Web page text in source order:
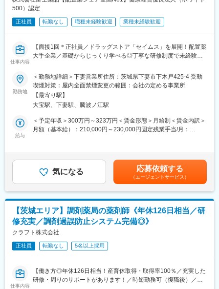
500）認定
正社員 転勤なし 職種未経験歓迎 業種未経験歓迎
仕事内容
【面接1回＊正社員／ドラッグストア「セイムス」を展開！配置薬
大手企業／基礎からじっくり学べる◎丁寧な研修制度で未経験の
■職務内容：
担当エリアのお客様（個人宅や企業）へ訪問し、配置薬（お薬
箱）や健康食品の提案をお任せします。
※既に、取引のあるお客様先を訪問するスタイルです。
＜仕事の流れ＞
へ訪問をします。
・健康相談、新商品・サービスのご提案 など
※一部、新たに配置薬を置いていただくお客様への訪問がありま
す。
└配置薬は無料でおけるので、お客様も抵抗なく置いてくれる製
品です。
■未経験の方も安心！充実した研修制度：
・入社直後～2週間 ： OJT形式で、薬の種類や成分など基礎知識
を身につけます。
勤務地
＜勤務地詳細＞下妻営業所住所：茨城県下妻市下木戸425-4 受動
喫煙対策：屋内全面禁煙変更の範囲：会社の定める事業所
【最寄り駅】
大宝駅、下妻駅、騰波ノ江駅
給与
＜予定年収＞300万円～323万円＜賃金形態＞月給制＜賃金内訳＞
月額（基本給）：210,000円～230,000円固定残業手当/月：
年収は当社規定に基づき、年齢や経験に応じて決定します。・昇
給：年1回（4月）＜モデル給与＞※入社3年目平均基本給＋各種手
当＋業績連動給→総支給月額344,141円※業績連動給：月の予算達
成や売り上げに対して支払われます賃金はあくまでも目安の金額
であり、選考を通じて上下する可能性があります。月給(月額)は固
定手当を含めた表記です。
気になる 応募依頼する
（エージェントサービス）
【茨城エリア】調剤薬局の薬剤師《年休126日相当／研
修充実／調剤過誤防止システム完備◎》
クラフト株式会社
正社員 転勤なし 5名以上採用
仕事内容
【働き方◎年休126日相当！産育休取得・取得率100％／充実した
研修・周りのサポートがあります！／時短勤務可（復職後）／全